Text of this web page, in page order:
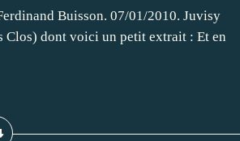
Buisson. 07/01/2010. Juvisy
Clos) dont voici un petit extrait : Et en